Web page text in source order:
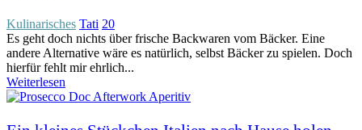
Kulinarisches Tati 20
Es geht doch nichts über frische Backwaren vom Bäcker. Eine
andere Alternative wäre es natürlich, selbst Bäcker zu spielen. Doch
hierfür fehlt mir ehrlich...
Weiterlesen